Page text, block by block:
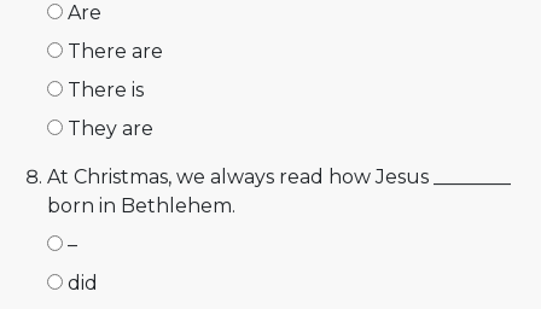
Are
There are
There is
They are
At Christmas, we always read how Jesus ________
born in Bethlehem.
–
did